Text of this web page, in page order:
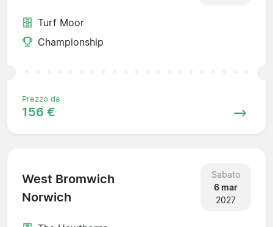
Turf Moor
Championship
Prezzo da
156 €
West Bromwich
Norwich
Sabato
6 mar
2027